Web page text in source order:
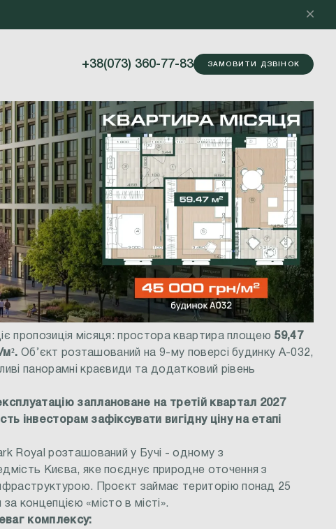
+38(073) 360-77-83 ЗАМОВИТИ ДЗВІНОК
пропозиція місяця: простора квартира площею 59,47
Об’єкт розташований на 9-му поверсі будинку А-032,
панорамні краєвиди та додатковий рівень
заплановане на третій квартал 2027
інвесторам зафіксувати вигідну ціну на етапі
Royal розташований у Бучі - одному з
Києва, яке поєднує природне оточення з
Проєкт займає територію понад 25
за концепцією «місто в місті».
комплексу: